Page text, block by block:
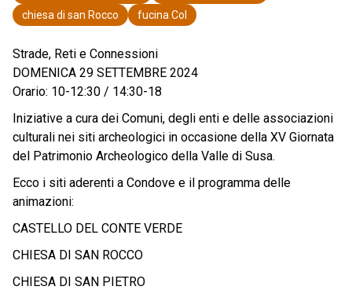
chiesa di san Rocco
fucina Col
Strade, Reti e Connessioni
DOMENICA 29 SETTEMBRE 2024
Orario: 10-12:30 / 14:30-18
Iniziative a cura dei Comuni, degli enti e delle associazioni
culturali nei siti archeologici in occasione della XV Giornata
del Patrimonio Archeologico della Valle di Susa.
Ecco i siti aderenti a Condove e il programma delle
animazioni:
CASTELLO DEL CONTE VERDE
CHIESA DI SAN ROCCO
CHIESA DI SAN PIETRO